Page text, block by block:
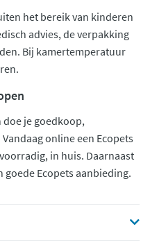
het bereik van kinderen
advies, de verpakking
Bij kamertemperatuur
je goedkoop,
online een Ecopets
in huis. Daarnaast
Ecopets aanbieding.